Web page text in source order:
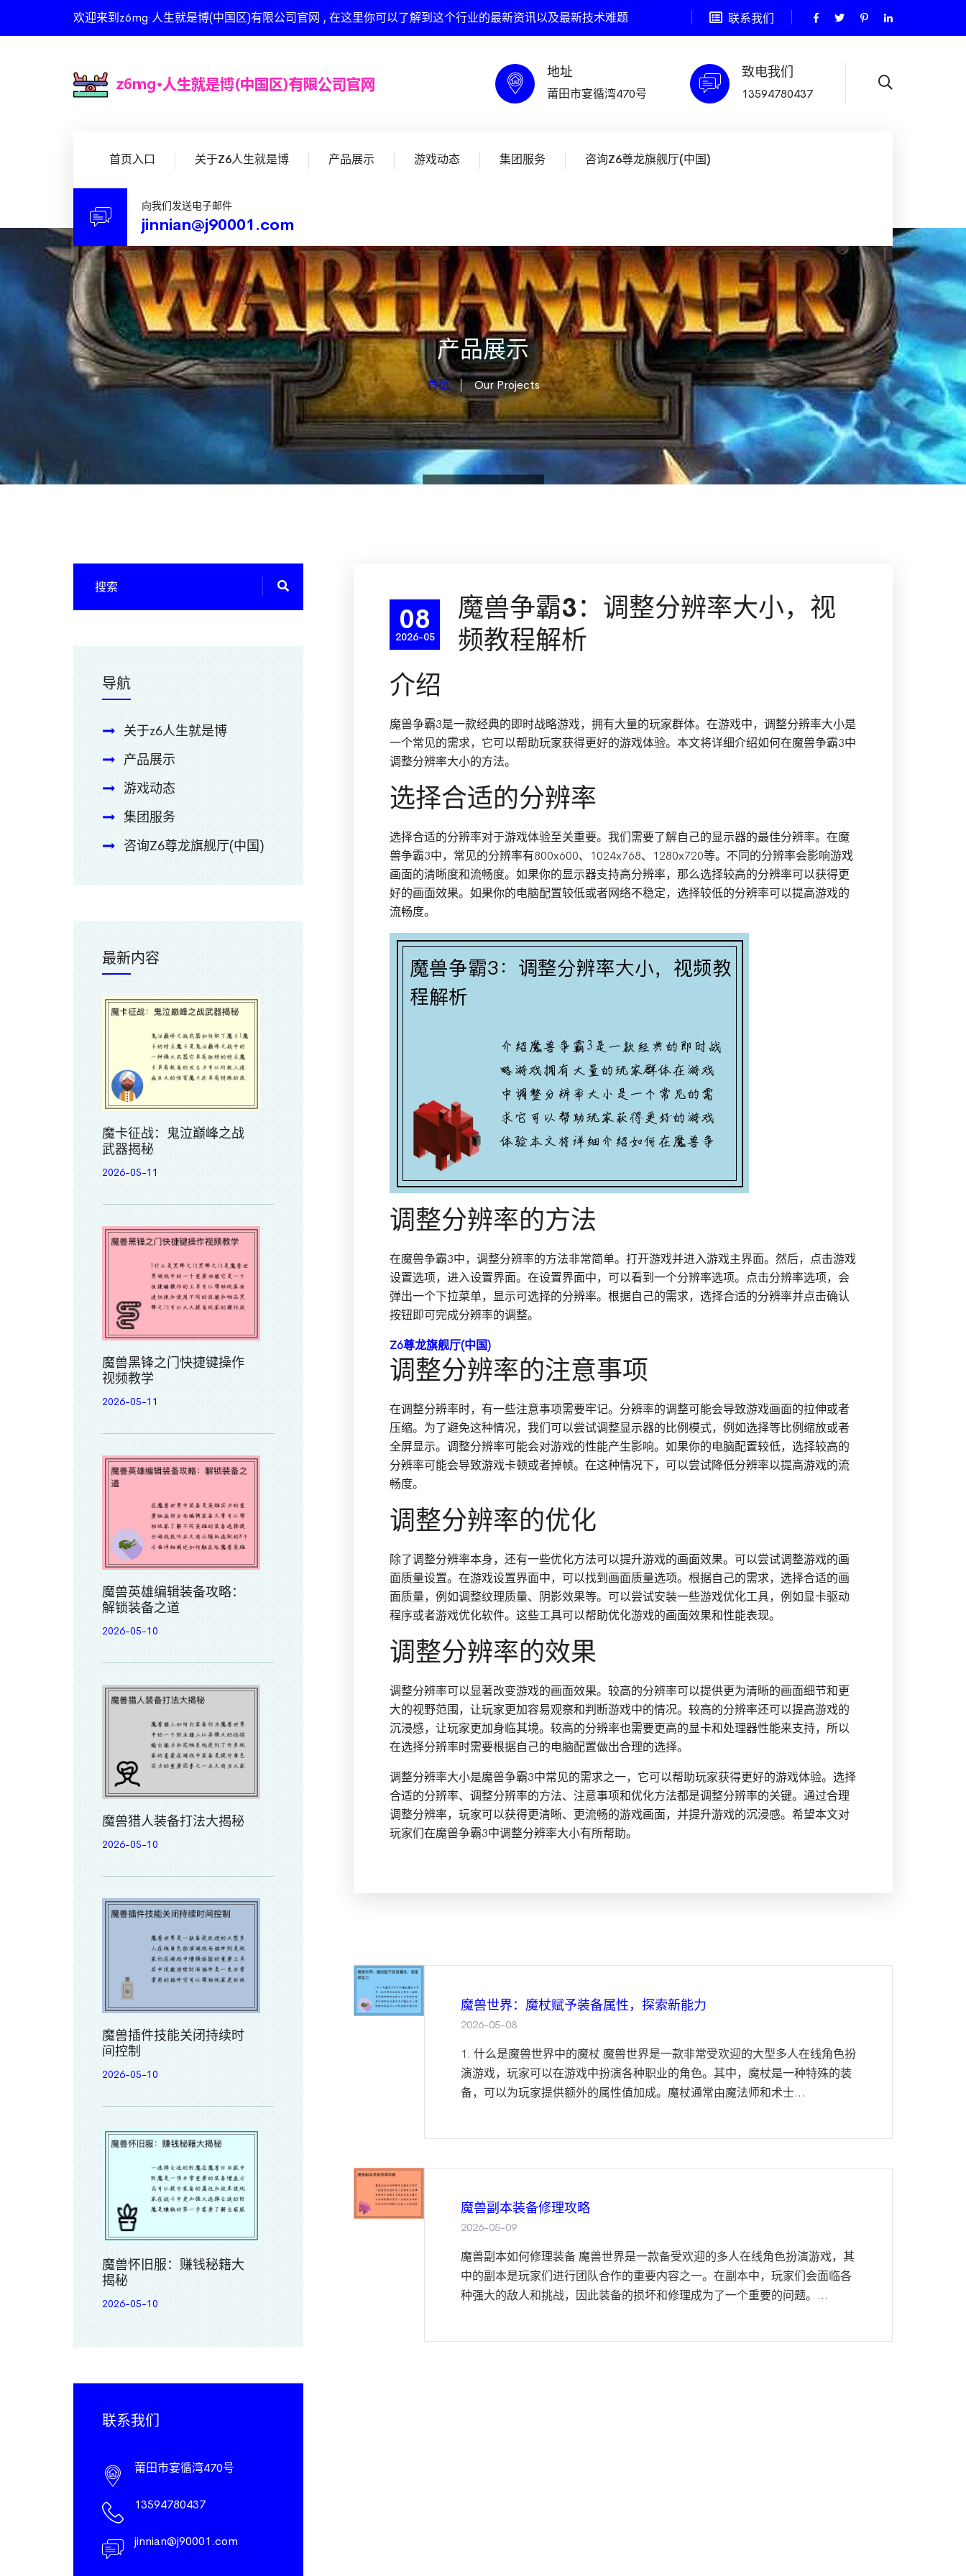
欢迎来到z6mg·人生就是博(中国区)有限公司官网 , 在这里你可以了解到这个行业的最新资讯以及最新技术难题 联系我们
地址
莆田市宴循湾470号
致电我们
13594780437
首页入口 关于Z6人生就是博 产品展示 游戏动态 集团服务 咨询Z6尊龙旗舰厅(中国)
向我们发送电子邮件
jinnian@j90001.com
产品展示
首页 Our Projects
08
2026-05
魔兽争霸3：调整分辨率大小，视
频教程解析
介绍
魔兽争霸3是一款经典的即时战略游戏，拥有大量的玩家群体。在游戏中，调整分辨率大小是
一个常见的需求，它可以帮助玩家获得更好的游戏体验。本文将详细介绍如何在魔兽争霸3中
调整分辨率大小的方法。
选择合适的分辨率
选择合适的分辨率对于游戏体验至关重要。我们需要了解自己的显示器的最佳分辨率。在魔
兽争霸3中，常见的分辨率有800x600、1024x768、1280x720等。不同的分辨率会影响游戏
画面的清晰度和流畅度。如果你的显示器支持高分辨率，那么选择较高的分辨率可以获得更
好的画面效果。如果你的电脑配置较低或者网络不稳定，选择较低的分辨率可以提高游戏的
流畅度。
调整分辨率的方法
在魔兽争霸3中，调整分辨率的方法非常简单。打开游戏并进入游戏主界面。然后，点击游戏
设置选项，进入设置界面。在设置界面中，可以看到一个分辨率选项。点击分辨率选项，会
弹出一个下拉菜单，显示可选择的分辨率。根据自己的需求，选择合适的分辨率并点击确认
按钮即可完成分辨率的调整。
Z6尊龙旗舰厅(中国)
调整分辨率的注意事项
在调整分辨率时，有一些注意事项需要牢记。分辨率的调整可能会导致游戏画面的拉伸或者
压缩。为了避免这种情况，我们可以尝试调整显示器的比例模式，例如选择等比例缩放或者
全屏显示。调整分辨率可能会对游戏的性能产生影响。如果你的电脑配置较低，选择较高的
分辨率可能会导致游戏卡顿或者掉帧。在这种情况下，可以尝试降低分辨率以提高游戏的流
畅度。
调整分辨率的优化
除了调整分辨率本身，还有一些优化方法可以提升游戏的画面效果。可以尝试调整游戏的画
面质量设置。在游戏设置界面中，可以找到画面质量选项。根据自己的需求，选择合适的画
面质量，例如调整纹理质量、阴影效果等。可以尝试安装一些游戏优化工具，例如显卡驱动
程序或者游戏优化软件。这些工具可以帮助优化游戏的画面效果和性能表现。
调整分辨率的效果
调整分辨率可以显著改变游戏的画面效果。较高的分辨率可以提供更为清晰的画面细节和更
大的视野范围，让玩家更加容易观察和判断游戏中的情况。较高的分辨率还可以提高游戏的
沉浸感，让玩家更加身临其境。较高的分辨率也需要更高的显卡和处理器性能来支持，所以
在选择分辨率时需要根据自己的电脑配置做出合理的选择。
调整分辨率大小是魔兽争霸3中常见的需求之一，它可以帮助玩家获得更好的游戏体验。选择
合适的分辨率、调整分辨率的方法、注意事项和优化方法都是调整分辨率的关键。通过合理
调整分辨率，玩家可以获得更清晰、更流畅的游戏画面，并提升游戏的沉浸感。希望本文对
玩家们在魔兽争霸3中调整分辨率大小有所帮助。
魔兽世界：魔杖赋予装备属性，探索新能力
2026-05-08
1. 什么是魔兽世界中的魔杖 魔兽世界是一款非常受欢迎的大型多人在线角色扮
演游戏，玩家可以在游戏中扮演各种职业的角色。其中，魔杖是一种特殊的装
备，可以为玩家提供额外的属性值加成。魔杖通常由魔法师和术士...
魔兽副本装备修理攻略
2026-05-09
魔兽副本如何修理装备 魔兽世界是一款备受欢迎的多人在线角色扮演游戏，其
中的副本是玩家们进行团队合作的重要内容之一。在副本中，玩家们会面临各
种强大的敌人和挑战，因此装备的损坏和修理成为了一个重要的问题。...
导航
关于z6人生就是博
产品展示
游戏动态
集团服务
咨询Z6尊龙旗舰厅(中国)
最新内容
魔卡征战：鬼泣巅峰之战
武器揭秘
2026-05-11
魔兽黑锋之门快捷键操作
视频教学
2026-05-11
魔兽英雄编辑装备攻略：
解锁装备之道
2026-05-10
魔兽猎人装备打法大揭秘
2026-05-10
魔兽插件技能关闭持续时
间控制
2026-05-10
魔兽怀旧服：赚钱秘籍大
揭秘
2026-05-10
联系我们
莆田市宴循湾470号
13594780437
jinnian@j90001.com